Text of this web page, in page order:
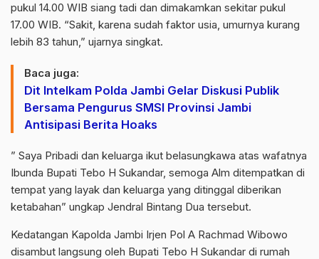
pukul 14.00 WIB siang tadi dan dimakamkan sekitar pukul
17.00 WIB. “Sakit, karena sudah faktor usia, umurnya kurang
lebih 83 tahun,” ujarnya singkat.
Baca juga:
Dit Intelkam Polda Jambi Gelar Diskusi Publik
Bersama Pengurus SMSI Provinsi Jambi
Antisipasi Berita Hoaks
” Saya Pribadi dan keluarga ikut belasungkawa atas wafatnya
Ibunda Bupati Tebo H Sukandar, semoga Alm ditempatkan di
tempat yang layak dan keluarga yang ditinggal diberikan
ketabahan” ungkap Jendral Bintang Dua tersebut.
Kedatangan Kapolda Jambi Irjen Pol A Rachmad Wibowo
disambut langsung oleh Bupati Tebo H Sukandar di rumah